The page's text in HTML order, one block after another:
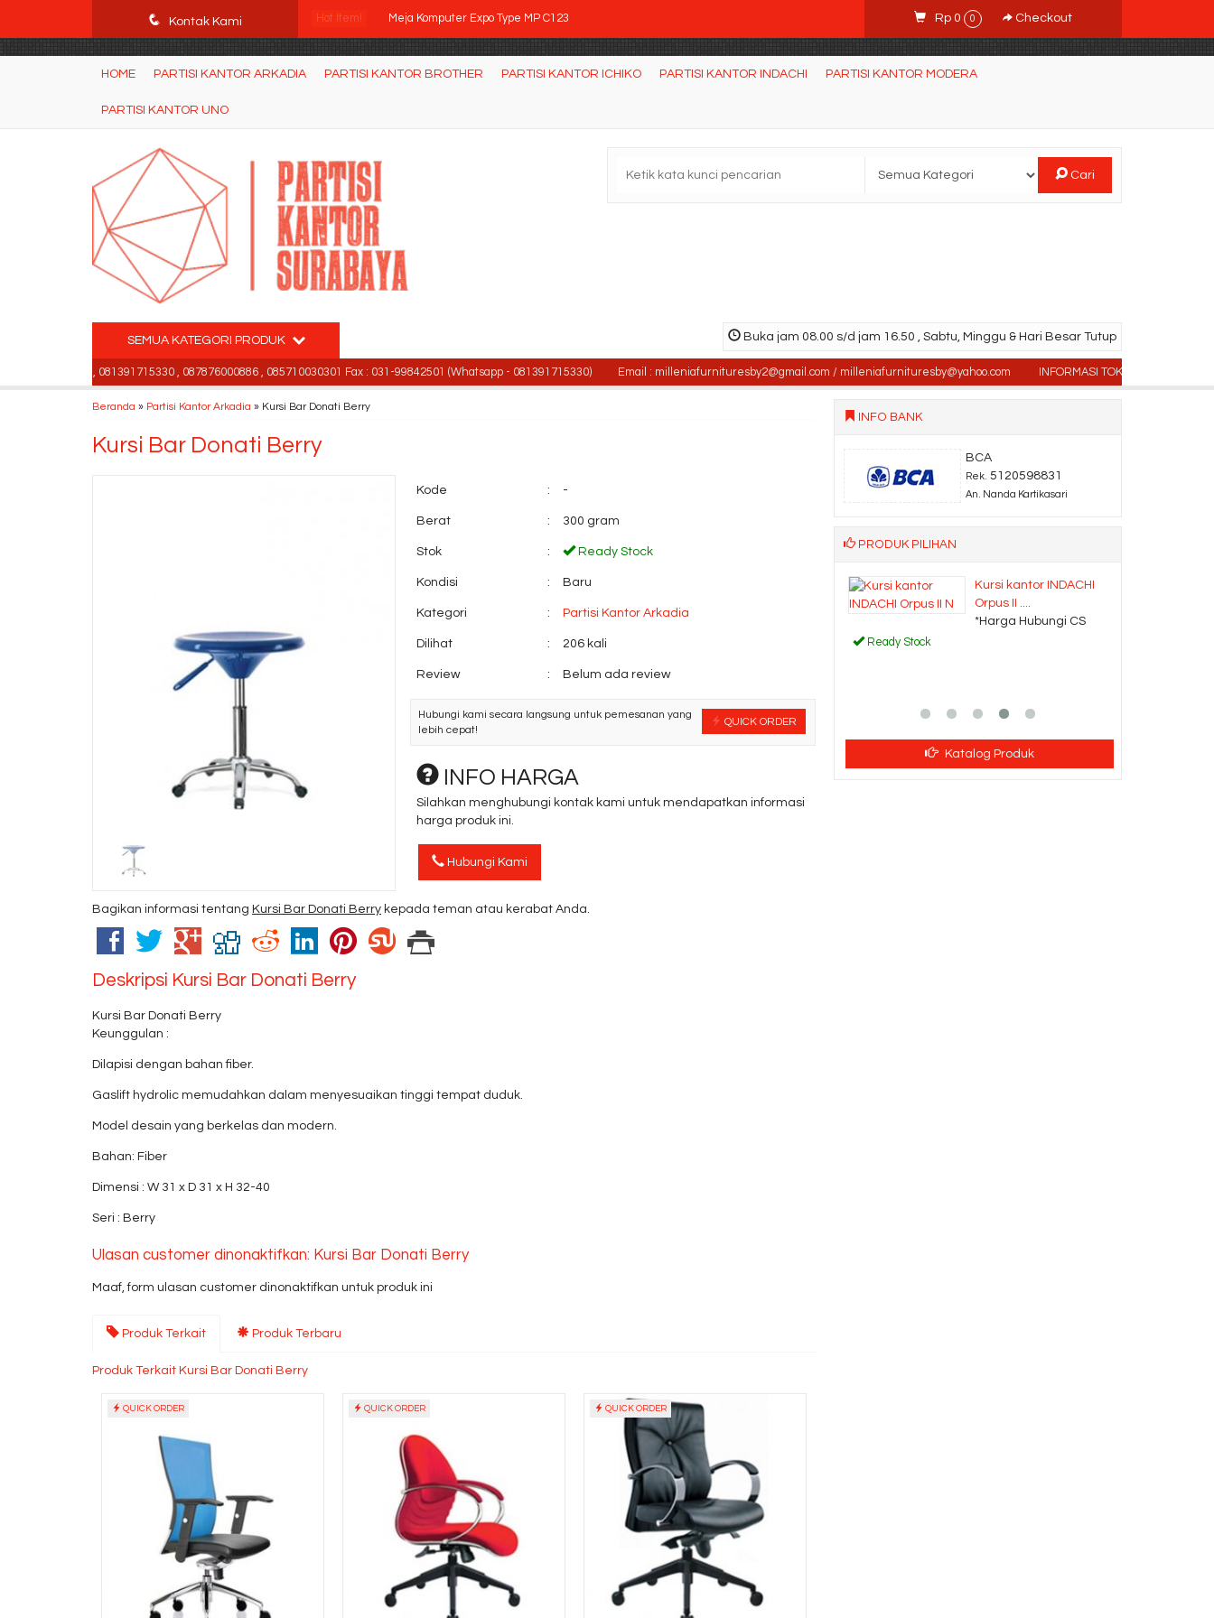
q Kontak Kami Hot Item! Meja Komputer Expo Type MP C123
Partisi Kantor Modera 1.1 WS 3 Staff
Kursi kantor INDACHI D-237 M
Rp 0 0 Checkout
HOME PARTISI KANTOR ARKADIA PARTISI KANTOR BROTHER PARTISI KANTOR ICHIKO PARTISI KANTOR INDACHI PARTISI KANTOR MODERA
PARTISI KANTOR UNO
Cari
Buka jam 08.00 s/d jam 16.50 , Sabtu, Minggu & Hari Besar Tutup
SEMUA KATEGORI PRODUK
99842501 , 081391715330 , 087876000886 , 085710030301 Fax : 031-99842501 (Whatsapp - 081391715330) Email : milleniafurnituresby2@gmail.com / milleniafurnituresby@yahoo.com INFORMASI TOKO : Jl. Sidosermo II / 76
Beranda » Partisi Kantor Arkadia » Kursi Bar Donati Berry
Kursi Bar Donati Berry
Kode : -
Berat : 300 gram
Stok : Ready Stock
Kondisi : Baru
Kategori : Partisi Kantor Arkadia
Dilihat : 206 kali
Review : Belum ada review
QUICK ORDER
Hubungi kami secara langsung untuk pemesanan yang
lebih cepat!
INFO HARGA
Silahkan menghubungi kontak kami untuk mendapatkan informasi
harga produk ini.
Hubungi Kami
Bagikan informasi tentang Kursi Bar Donati Berry kepada teman atau kerabat Anda.
Deskripsi Kursi Bar Donati Berry
Kursi Bar Donati Berry
Keunggulan :
Dilapisi dengan bahan fiber.
Gaslift hydrolic memudahkan dalam menyesuaikan tinggi tempat duduk.
Model desain yang berkelas dan modern.
Bahan: Fiber
Dimensi : W 31 x D 31 x H 32-40
Seri : Berry
Ulasan customer dinonaktifkan: Kursi Bar Donati Berry
Maaf, form ulasan customer dinonaktifkan untuk produk ini
Produk Terkait Produk Terbaru
Produk Terkait Kursi Bar Donati Berry
QUICK ORDER QUICK ORDER QUICK ORDER
INFO BANK
BCA
Rek. 5120598831
An. Nanda Kartikasari
PRODUK PILIHAN
Ready Stock
Kursi kantor SAVELLO
*Harga Hubungi CS
Ready Stock
Kursi kantor INDACHI
Orpus II ....
*Harga Hubungi CS
Ready Stock
Katalog Produk